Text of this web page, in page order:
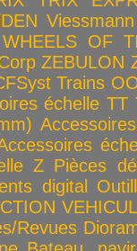
Viessmann
WHEELS OF
ZEBULON
Trains
échelle TT
Z Pièces
digital
Revues